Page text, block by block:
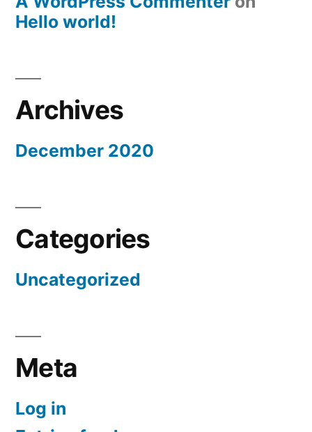
Hello world!
Archives
December 2020
Categories
Uncategorized
Meta
Log in